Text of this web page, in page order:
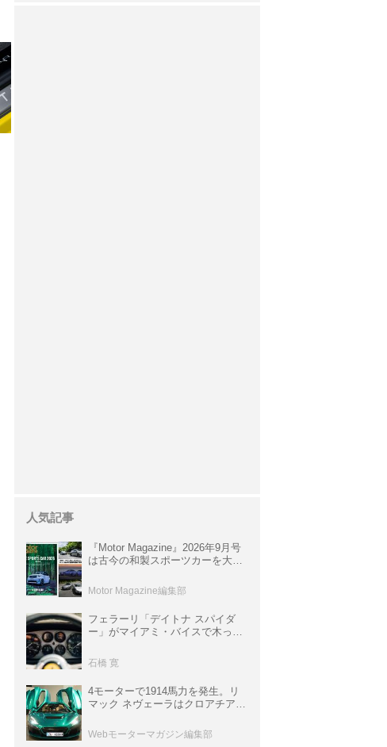
人気記事
『Motor Magazine』2026年9月号
は古今の和製スポーツカーを大特
情報も満載
Motor Magazine編集部
フェラーリ「デイトナ スパイダ
ー」がマイアミ・バイスで木っ端
サ」に化けた理由
石橋 寛
4モーターで1914馬力を発生。リ
マック ネヴェーラはクロアチア発
ロニクル・完全版／115】
Webモーターマガジン編集部